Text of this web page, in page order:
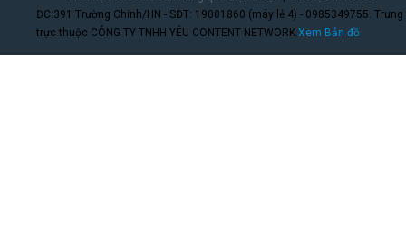
ĐC:391 Trường Chinh/HN - SĐT: 19001860 (máy lẻ 4) - 0985349755.
trực thuộc CÔNG TY TNHH YÊU CONTENT NETWORK. Xem Bản đồ